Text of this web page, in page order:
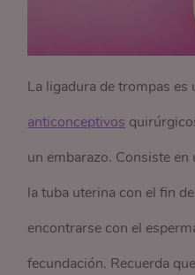
La ligadura de trompas es
anticonceptivos
un embarazo. Consiste
la tuba uterina con el fin
encontrarse con el
fecundación. Recuerda